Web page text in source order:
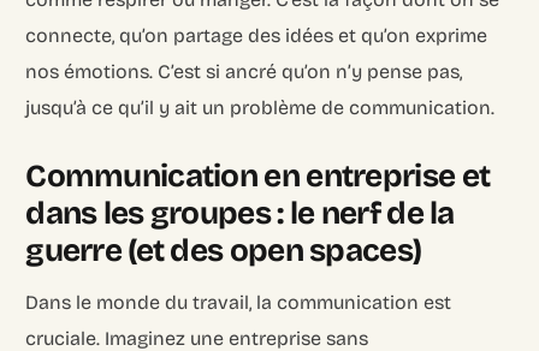
connecte, qu’on partage des idées et qu’on exprime
nos émotions. C’est si ancré qu’on n’y pense pas,
jusqu’à ce qu’il y ait un problème de communication.
Communication en entreprise et
dans les groupes : le nerf de la
guerre (et des open spaces)
Dans le monde du travail, la communication est
cruciale. Imaginez une entreprise sans